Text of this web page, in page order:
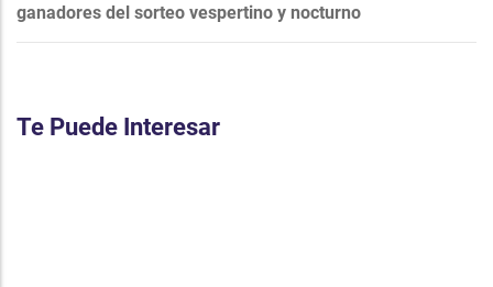
ganadores del sorteo vespertino y nocturno
Te Puede Interesar